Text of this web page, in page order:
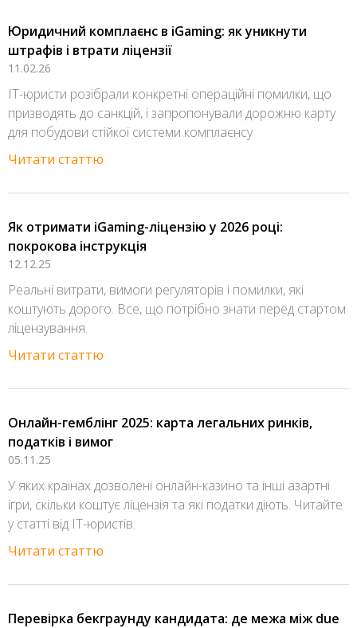
Юридичний комплаєнс в iGaming: як уникнути
штрафів і втрати ліцензії
11.02.26
IT-юристи розібрали конкретні операційні помилки, що
призводять до санкцій, і запропонували дорожню карту
для побудови стійкої системи комплаєнсу
Читати статтю
Як отримати iGaming-ліцензію у 2026 році:
покрокова інструкція
12.12.25
Реальні витрати, вимоги регуляторів і помилки, які
коштують дорого. Все, що потрібно знати перед стартом
ліцензування.
Читати статтю
Онлайн-гемблінг 2025: карта легальних ринків,
податків і вимог
05.11.25
У яких країнах дозволені онлайн-казино та інші азартні
ігри, скільки коштує ліцензія та які податки діють. Читайте
у статті від IT-юристів.
Читати статтю
Перевірка бекграунду кандидата: де межа між due